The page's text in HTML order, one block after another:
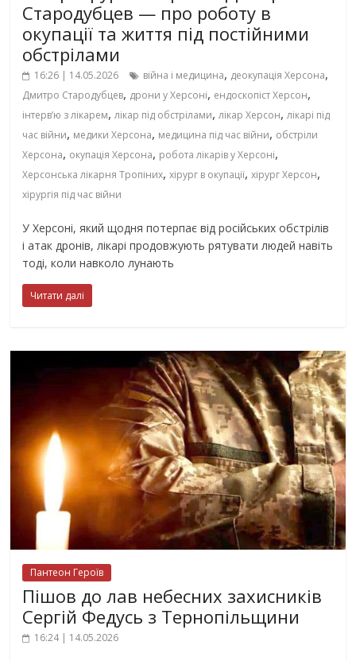
Стародубцев — про роботу в
окупації та життя під постійними
обстрілами
16:26 | 14.05.2026 війна і медицина, деокупація Херсона,
Дмитро Стародубцев, дрони у Херсоні, ендоскопіст Херсон,
інтерв’ю з лікарем,лікар під обстрілами,лікар Херсон,лікарі під
час війни, медики Херсона, медицина під час війни, обстріли
Херсона, окупація Херсона, робота лікарів у Херсоні,
Херсонська лікарня Тропіних,хірург в окупації,хірург Херсон,
хірургія під час війни
У Херсоні, який щодня потерпає від російських обстрілів
і атак дронів, лікарі продовжують рятувати людей навіть
тоді, коли навколо лунають
Читати далі
Пантеон Героїв
Пішов до лав небесних захисників
Сергій Федусь з Тернопільщини
16:24 | 14.05.2026